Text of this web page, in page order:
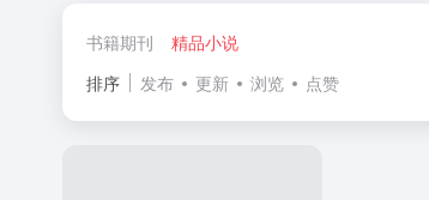
书籍期刊
精品小说
排序
发布 更新 浏览 点赞